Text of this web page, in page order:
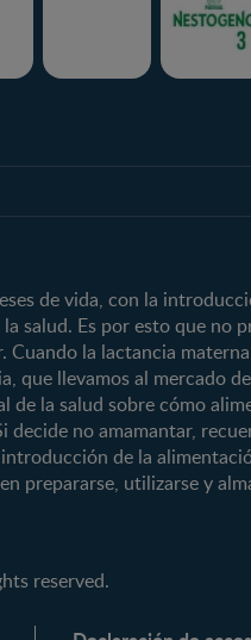
GERBER®
KLIM®
NAN® 3
NAN® Comfort 3
NAN® Optipro® 3
NAN® Supreme 3
KLIM®
de vida, con la
salud. Es por esto que no
la lactancia
que llevamos al mercado
la salud sobre cómo
no amamantar,
de la
prepararse, utilizarse y
reserved.